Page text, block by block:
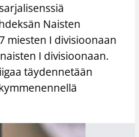
Naisten
miesten I divisioonaan
I divisioonaan.
täydennetään